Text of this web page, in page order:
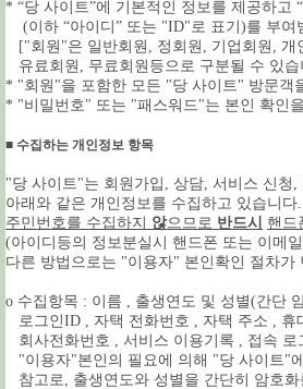
* “당 사이트”에 기본적인 정보를 제공하고
(이하 “아이디” 또는 "ID"로 표기)를 부여
["회원"은 일반회원, 정회원, 기업회원, 개
유료회원, 무료회원등으로 구분될 수 있습
* "회원"을 포함한 모든 "당 사이트" 방문객
* "비밀번호" 또는 "패스워드"는 본인 확인
■ 수집하는 개인정보 항목
"당 사이트"는 회원가입, 상담, 서비스 신청
아래와 같은 개인정보를 수집하고 있습니다.
주민번호를 수집하지 않으므로 반드시 핸드
(아이디등의 정보분실시 핸드폰 또는 이메
다른 방법으로는 "이용자" 본인확인 절차
ο 수집항목 : 이름 , 출생연도 및 성별(간단
로그인ID , 자택 전화번호 , 자택 주소 , 휴
회사전화번호 , 서비스 이용기록 , 접속 로
"이용자"본인의 필요에 의해 "당 사이트"
참고로, 출생연도와 성별을 간단히 암호